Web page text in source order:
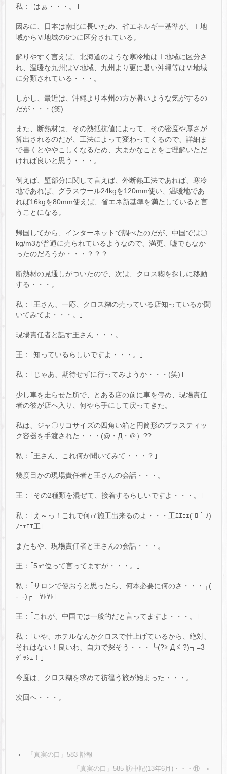
私：｢はぁ・・・。｣
因みに、日本は南北に長いため、省エネルギー基準が、Ⅰ地
域からⅥ地域の6つに区分されている。
解りやすく言えば、北海道のような寒冷地はⅠ地域に区分さ
れ、温暖な九州はⅤ地域、九州より更に暑い沖縄等はⅥ地域
に分類されている・・・。
しかし、最近は、沖縄より本州の方が暑いような気がするの
だが・・・(笑)
また、断熱材は、その熱抵抗値によって、その密度や厚さが
算出されるのだが、工法によって変わってくるので、詳細ま
で書くとややこしくなるため、大まかなことをご理解いただ
ければ良いと思う・・・。
例えば、壁部分に関して言えば、外断熱工法であれば、寒冷
地であれば、グラスウール24kgを120mm使い、温暖地であ
れば16kgを80mm使えば、省エネ新基準を満たしていると言
うことになる。
帰国してから、インターネットで調べたのだが、中国では〇
kg/m3が普通に売られているようなので、満更、嘘でもなか
ったのだろうか・・・？？？
断熱材の見通しがついたので、次は、クロス糊を探しに移動
する・・・。
私：｢王さん、一応、クロス糊の売っている店知っているか聞
いてみてよ・・・。｣
現場責任者と話す王さん・・・。
王：｢知っているらしいですよ・・・。｣
私：｢じゃあ、期待せずに行ってみようか・・・(笑)｣
少し車を走らせた所で、とある店の前に車を停め、現場責任
者の彼が店へ入り、何やら手にして戻ってきた。
私は、ジャ〇リコサイズの四角い箱と円筒形のプラスティッ
ク容器を手渡された・・・(@・Д・＠）??
私：｢王さん、これ何か聞いてみて・・・？｣
幾度目かの現場責任者と王さんの会話・・・。
王：｢その2種類を混ぜて、接着するらしいですよ・・・。｣
私：｢え～っ！これで何㎡施工出来るのよ・・・工ｴｴｪｪ(´ﾛ｀ﾉ)
ﾉｪｪｴｴ工｣
またもや、現場責任者と王さんの会話・・・。
王：｢5㎡位って言ってますが・・・。｣
私：｢サロンで使おうと思ったら、何本必要に何のさ・・・┐(
-_-)┌ ﾔﾚﾔﾚ｣
王：｢これが、中国では一般的だと言ってますよ・・・。｣
私：｢いや、ホテルなんかクロスで仕上げているから、絶対、
それはない！良いわ、自力で探そう・・・┗(?≧ Д ≦ ?)┓=3
ﾀﾞｯｼｭ！｣
今度は、クロス糊を求めて彷徨う旅が始まった・・・。
次回へ・・・。
‹
「真実の口」583 訃報
「真実の口」585 訪中記(13年6月)・・・⑪
›